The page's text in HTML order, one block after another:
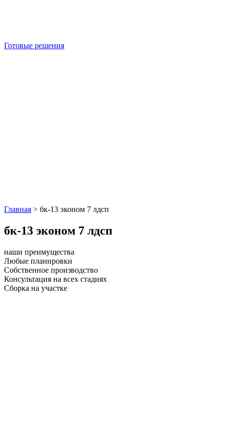
Готовые решения
Главная > бк-13 эконом 7 лдсп
бк-13 эконом 7 лдсп
наши преимущества
Любые планировки
Собственное производство
Консультация на всех стадиях
Сборка на участке